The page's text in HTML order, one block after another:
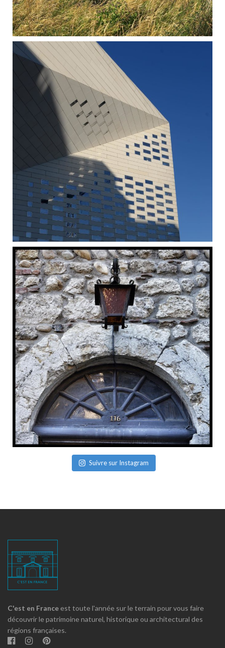
Suivre sur Instagram
C'est en France est toute l'année sur le terrain pour vous faire
découvrir le patrimoine naturel, historique ou architectural des
régions françaises.